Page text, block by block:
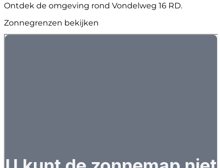
Ontdek de omgeving rond Vondelweg 16 RD.
Zonnegrenzen bekijken